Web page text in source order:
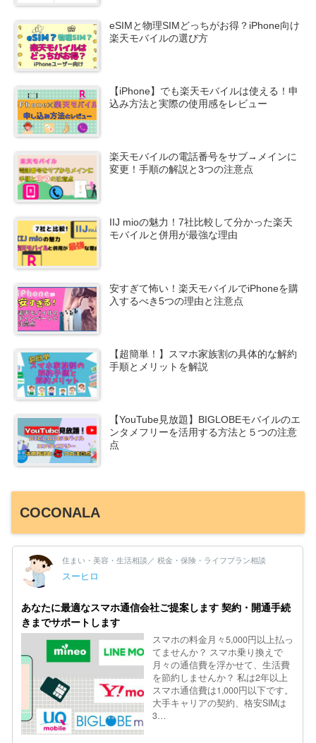
eSIMと物理SIMどっちがお得？iPhone向け
楽天モバイルの選び方
【iPhone】でも楽天モバイルは使える！申
込み方法と実際の使用感をレビュー
楽天モバイルの電話番号をサブ→メインに
変更！手順の解説と3つの注意点
IIJ mioの魅力！7社比較して分かった楽天
モバイルと併用が最強な理由
安すぎて怖い！楽天モバイルでiPhoneを購
入するべき5つの理由と注意点
【超簡単！】スマホ家族割の具体的な解約
手順とメリットを解説
【YouTube見放題】BIGLOBEモバイルのエ
ンタメフリーを活用する方法と５つの注意
点
COCONALA